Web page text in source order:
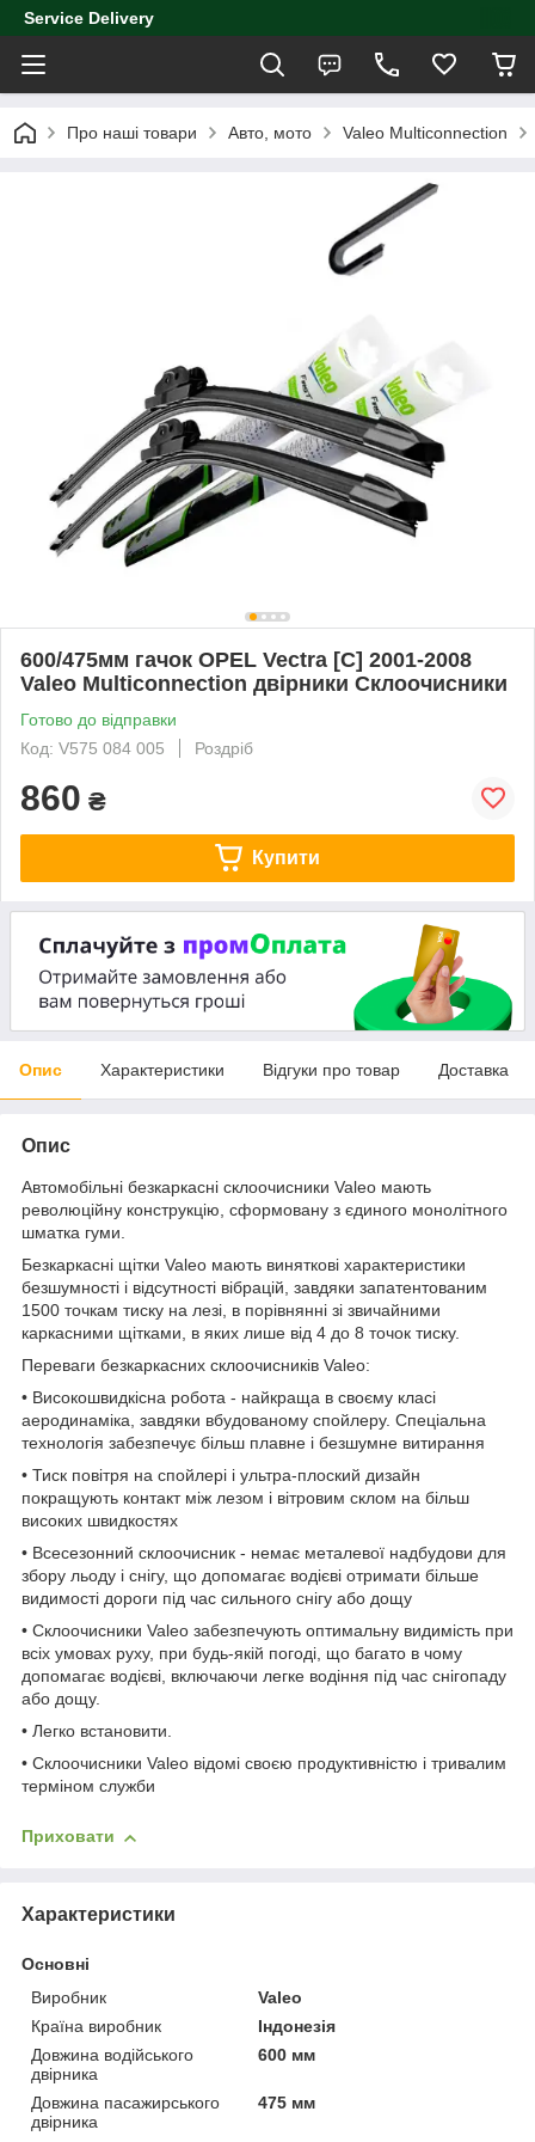
Service Delivery
Про наші товари Авто, мото Valeo Multiconnection
600/475мм гачок OPEL Vectra [C] 2001-2008
Valeo Multiconnection двірники Склоочисники
Готово до відправки
Код: V575 084 005
Роздріб
860 ₴
Купити
Опис Характеристики Відгуки про товар Доставка
Опис
Автомобільні безкаркасні склоочисники Valeo мають
революційну конструкцію, сформовану з єдиного монолітного
шматка гуми.
Безкаркасні щітки Valeo мають виняткові характеристики
безшумності і відсутності вібрацій, завдяки запатентованим
1500 точкам тиску на лезі, в порівнянні зі звичайними
каркасними щітками, в яких лише від 4 до 8 точок тиску.
Переваги безкаркасних склоочисників Valeo:
• Високошвидкісна робота - найкраща в своєму класі
аеродинаміка, завдяки вбудованому спойлеру. Спеціальна
технологія забезпечує більш плавне і безшумне витирання
• Тиск повітря на спойлері і ультра-плоский дизайн
покращують контакт між лезом і вітровим склом на більш
високих швидкостях
• Всесезонний склоочисник - немає металевої надбудови для
збору льоду і снігу, що допомагає водієві отримати більше
видимості дороги під час сильного снігу або дощу
• Склоочисники Valeo забезпечують оптимальну видимість при
всіх умовах руху, при будь-якій погоді, що багато в чому
допомагає водієві, включаючи легке водіння під час снігопаду
або дощу.
• Легко встановити.
• Склоочисники Valeo відомі своєю продуктивністю і тривалим
терміном служби
Приховати
Характеристики
Основні
Виробник
Valeo
Країна виробник
Індонезія
Довжина водійського
двірника
600 мм
Довжина пасажирського
двірника
475 мм